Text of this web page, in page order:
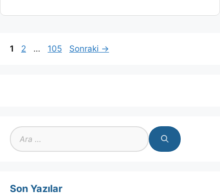
Sayfa
1 Sayfa
2 … Sayfa
105 Sonraki →
için
ara
Son Yazılar